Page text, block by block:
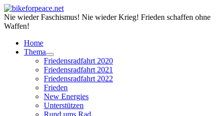
Nie wieder Faschismus! Nie wieder Krieg! Frieden schaffen ohne
Waffen!
Home
Thema
Friedensradfahrt 2020
Friedensradfahrt 2021
Friedensradfahrt 2022
Frieden
New Energies
Unterstützen
Rund ums Rad